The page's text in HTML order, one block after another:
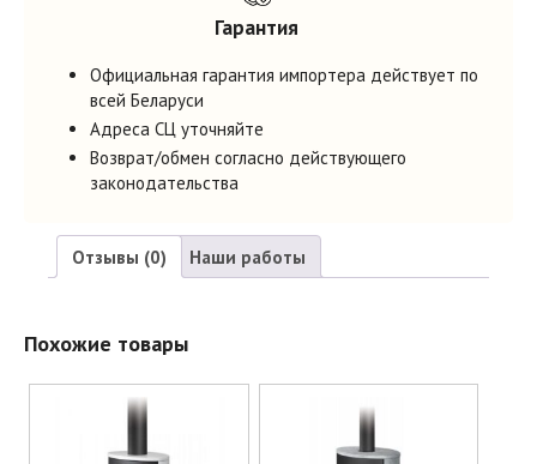
Гарантия
Официальная гарантия импортера действует по
всей Беларуси
Адреса СЦ уточняйте
Возврат/обмен согласно действующего
законодательства
Отзывы (0) Наши работы
Отзывов пока нет.
Будьте первым, кто оставил отзыв на “Печь-камин Romotop
стальная IRUN N03 металл”
Обязательные поля
помечены*
Похожие товары